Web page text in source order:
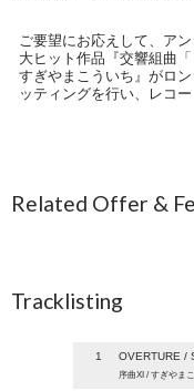
ご要望にお応えして、ア
大ヒット作品『交響組曲
すぎやまこういち』がロ
ッティングを行い、レコ
Related Offer &
Tracklisting
1 OVERTURE /
序曲XI / すぎやま